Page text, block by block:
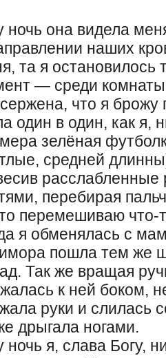
ночь она видела
наших
та я остановилось
— среди
что я
один в один, как я,
зелёная
средней
перебирая
перемешиваю что-
я обменялась с
пошла тем же
Так же вращая
к ней боком,
руки и слилась
дрыгала ногами.
ночь я, слава Богу,